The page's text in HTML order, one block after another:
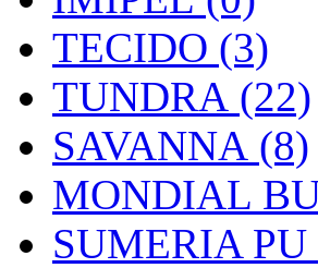
TECIDO (3)
TUNDRA (22)
SAVANNA (8)
MONDIAL
SUMERIA PU